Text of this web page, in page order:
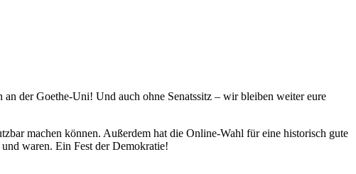
der Goethe-Uni! Und auch ohne Senatssitz – wir bleiben weiter eure
machen können. Außerdem hat die Online-Wahl für eine historisch gute
waren. Ein Fest der Demokratie!